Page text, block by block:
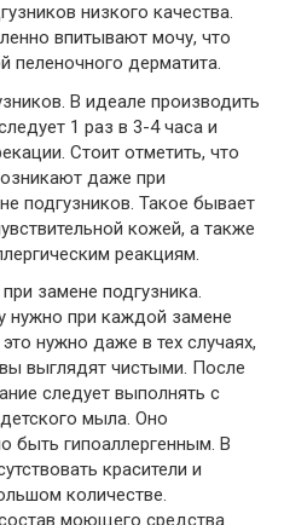
низкого качества.
впитывают мочу, что
пеленочного дерматита.
В идеале производить
1 раз в 3-4 часа и
Стоит отметить, что
даже при
подгузников. Такое бывает
кожей, а также
реакциям.
замене подгузника.
нужно при каждой замене
нужно даже в тех случаях,
выглядят чистыми. После
следует выполнять с
мыла. Оно
быть гипоаллергенным. В
красители и
количестве.
моющего средства